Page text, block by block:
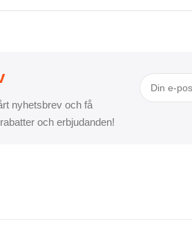
nyhetsbrev och få
och erbjudanden!